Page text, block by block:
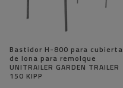
Bastidor H-800 para cubierta
de lona para remolque
UNITRAILER GARDEN TRAILER
150 KIPP